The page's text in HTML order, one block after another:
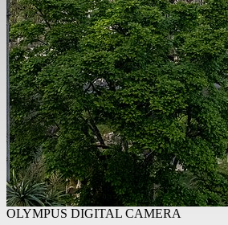
OLYMPUS DIGITAL CAMERA